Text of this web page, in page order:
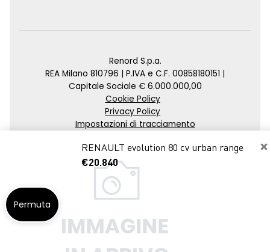
×
RENAULT evolution 80 cv urban range
€20.840
Renord S.p.a.
REA Milano 810796 | P.IVA e C.F. 00858180151 |
Capitale Sociale € 6.000.000,00
Cookie Policy
Privacy Policy
Impostazioni di tracciamento
Credits
Agenzia SEO
Permuta